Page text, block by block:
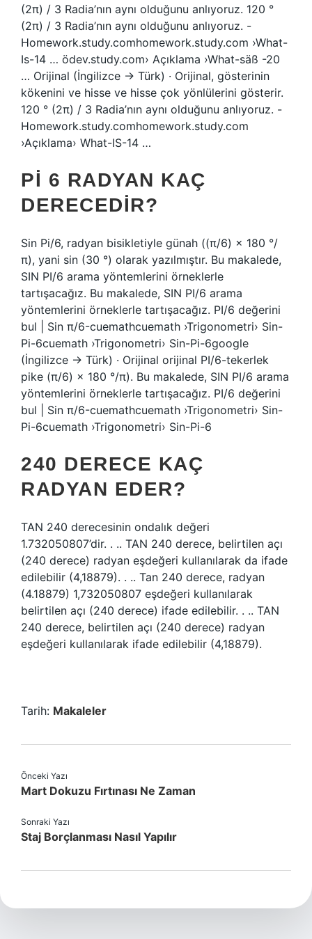
(2π) / 3 Radia’nın aynı olduğunu anlıyoruz. 120 °
(2π) / 3 Radia’nın aynı olduğunu anlıyoruz. -
Homework.study.comhomework.study.com ›What-
Is-14 … ödev.study.com› Açıklama ›What-säß -20
… Orijinal (İngilizce → Türk) · Orijinal, gösterinin
kökenini ve hisse ve hisse çok yönlülerini gösterir.
120 ° (2π) / 3 Radia’nın aynı olduğunu anlıyoruz. -
Homework.study.comhomework.study.com
›Açıklama› What-IS-14 …
PI 6 RADYAN KAÇ
DERECEDIR?
Sin Pi/6, radyan bisikletiyle günah ((π/6) × 180 °/
π), yani sin (30 °) olarak yazılmıştır. Bu makalede,
SIN PI/6 arama yöntemlerini örneklerle
tartışacağız. Bu makalede, SIN PI/6 arama
yöntemlerini örneklerle tartışacağız. PI/6 değerini
bul | Sin π/6-cuemathcuemath ›Trigonometri› Sin-
Pi-6cuemath ›Trigonometri› Sin-Pi-6google
(İngilizce → Türk) · Orijinal orijinal PI/6-tekerlek
pike (π/6) × 180 °/π). Bu makalede, SIN PI/6 arama
yöntemlerini örneklerle tartışacağız. PI/6 değerini
bul | Sin π/6-cuemathcuemath ›Trigonometri› Sin-
Pi-6cuemath ›Trigonometri› Sin-Pi-6
240 DERECE KAÇ
RADYAN EDER?
TAN 240 derecesinin ondalık değeri
1.732050807’dir. . .. TAN 240 derece, belirtilen açı
(240 derece) radyan eşdeğeri kullanılarak da ifade
edilebilir (4,18879). . .. Tan 240 derece, radyan
(4.18879) 1,732050807 eşdeğeri kullanılarak
belirtilen açı (240 derece) ifade edilebilir. . .. TAN
240 derece, belirtilen açı (240 derece) radyan
eşdeğeri kullanılarak ifade edilebilir (4,18879).
Tarih: Makaleler
Önceki Yazı
Mart Dokuzu Fırtınası Ne Zaman
Sonraki Yazı
Staj Borçlanması Nasıl Yapılır